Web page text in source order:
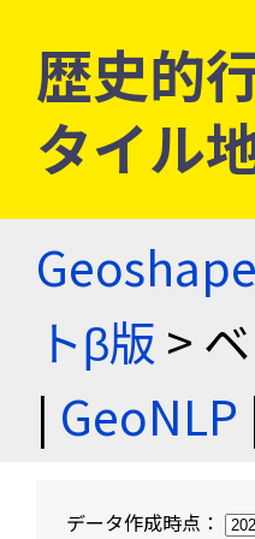
歴史的
タイル
トβ版 >
| GeoNLP
データ作成時点：